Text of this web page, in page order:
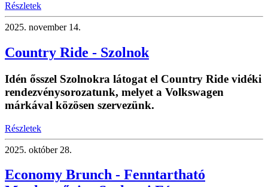
Részletek
2025. november 14.
Country Ride - Szolnok
Idén ősszel Szolnokra látogat el Country Ride vidéki
rendezvénysorozatunk, melyet a Volkswagen
márkával közösen szervezünk.
Részletek
2025. október 28.
Economy Brunch - Fenntartható